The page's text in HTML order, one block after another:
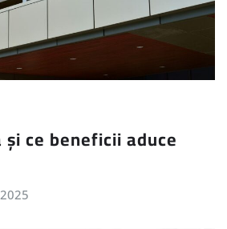
ce beneficii aduce